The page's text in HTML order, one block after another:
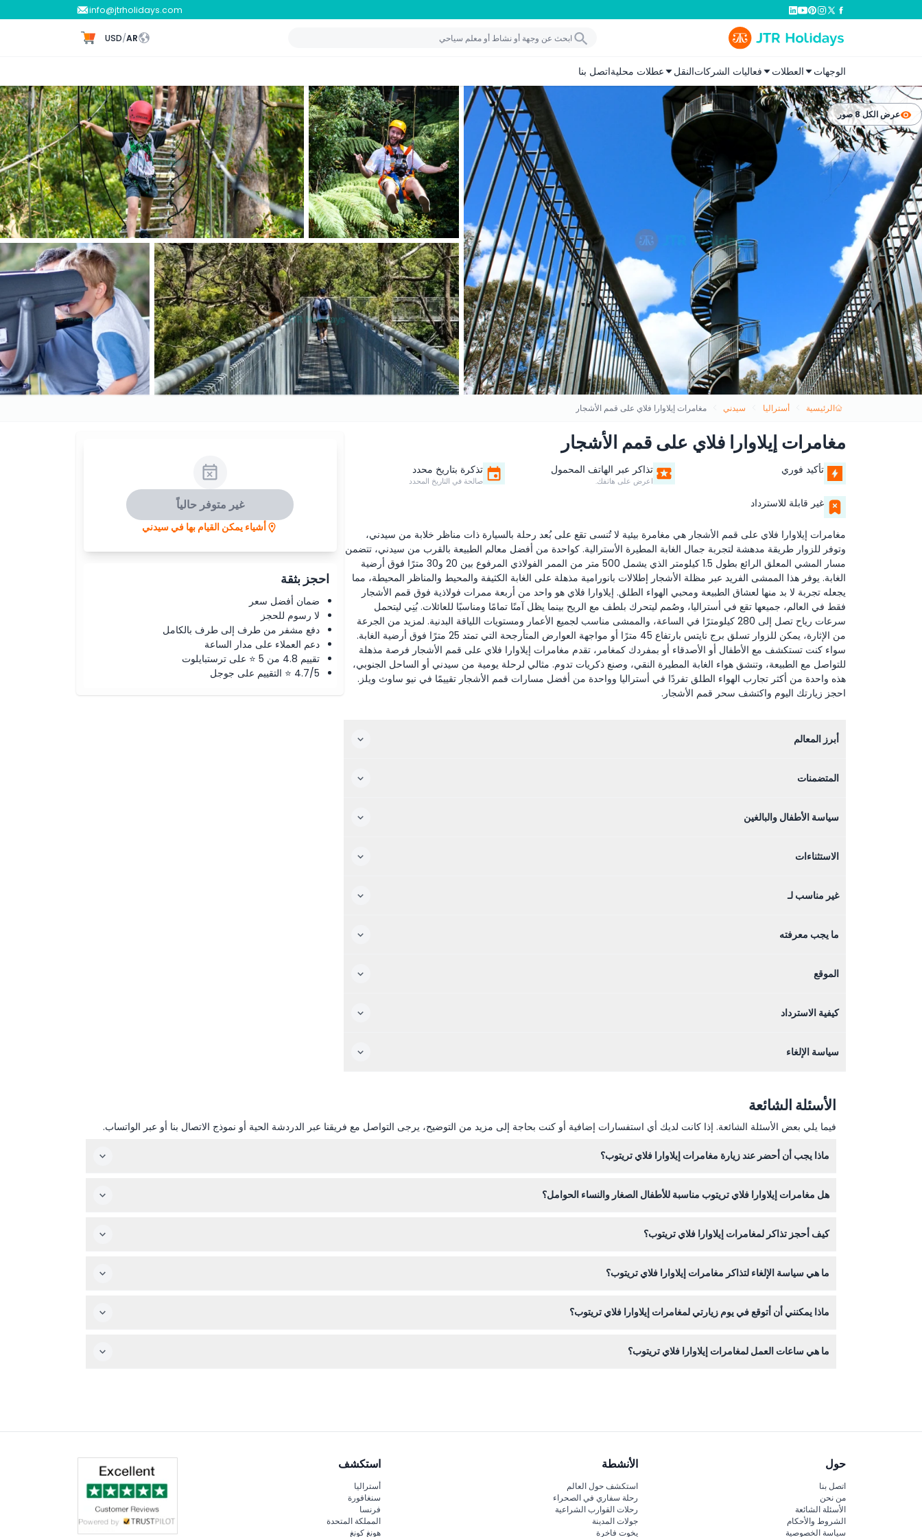
info@jtrholidays.com
AR
/
USD
الوجهات العطلات فعاليات الشركاتالنقل عطلات محليةاتصل بنا
عرض الكل 8 صور
الرئيسية أستراليا سيدني مغامرات إيلاوارا فلاي على قمم الأشجار
مغامرات إيلاوارا فلاي على قمم الأشجار
تأكيد فوري تذاكر عبر الهاتف المحمول
اعرض على هاتفك.
تذكرة بتاريخ محدد
صالحة في التاريخ المحدد
غير قابلة للاسترداد
مغامرات إيلاوارا فلاي على قمم الأشجار هي مغامرة بيئية لا تُنسى تقع على بُعد رحلة بالسيارة ذات مناظر خلابة من سيدني،
وتوفر للزوار طريقة مدهشة لتجربة جمال الغابة المطيرة الأسترالية. كواحدة من أفضل معالم الطبيعة بالقرب من سيدني، تتضمن
مسار المشي المعلق الرائع بطول 1.5 كيلومتر الذي يشمل 500 متر من الممر الفولاذي المرفوع بين 20 و30 مترًا فوق أرضية
الغابة. يوفر هذا الممشى الفريد عبر مظلة الأشجار إطلالات بانورامية مذهلة على الغابة الكثيفة والمحيط والمناظر المحيطة، مما
يجعله تجربة لا بد منها لعشاق الطبيعة ومحبي الهواء الطلق. إيلاوارا فلاي هو واحد من أربعة ممرات فولاذية فوق قمم الأشجار
فقط في العالم، جميعها تقع في أستراليا، وصُمم ليتحرك بلطف مع الريح بينما يظل آمنًا تمامًا ومناسبًا للعائلات. بُنِي ليتحمل
سرعات رياح تصل إلى 280 كيلومترًا في الساعة، والممشى مناسب لجميع الأعمار ومستويات اللياقة البدنية. لمزيد من الجرعة
من الإثارة، يمكن للزوار تسلق برج نايتس بارتفاع 45 مترًا أو مواجهة العوارض المتأرجحة التي تمتد 25 مترًا فوق أرضية الغابة.
سواء كنت تستكشف مع الأطفال أو الأصدقاء أو بمفردك كمغامر، تقدم مغامرات إيلاوارا فلاي على قمم الأشجار فرصة مذهلة
للتواصل مع الطبيعة، وتنشق هواء الغابة المطيرة النقي، وصنع ذكريات تدوم. مثالي لرحلة يومية من سيدني أو الساحل الجنوبي،
هذه واحدة من أكثر تجارب الهواء الطلق تفردًا في أستراليا وواحدة من أفضل مسارات قمم الأشجار تقييمًا في نيو ساوث ويلز.
احجز زيارتك اليوم واكتشف سحر قمم الأشجار.
أبرز المعالم
المتضمنات
سياسة الأطفال والبالغين
الاستثناءات
غير مناسب لـ
ما يجب معرفته
الموقع
كيفية الاسترداد
سياسة الإلغاء
غير متوفر حالياً
أشياء يمكن القيام بها في سيدني
احجز بثقة
ضمان أفضل سعر
لا رسوم للحجز
دفع مشفر من طرف إلى طرف بالكامل
دعم العملاء على مدار الساعة
تقييم 4.8 من 5 ⭐ على ترستبايلوت
4.7/5 ⭐ التقييم على جوجل
الأسئلة الشائعة
فيما يلي بعض الأسئلة الشائعة. إذا كانت لديك أي استفسارات إضافية أو كنت بحاجة إلى مزيد من التوضيح، يرجى التواصل مع فريقنا عبر الدردشة الحية أو نموذج الاتصال بنا أو عبر الواتساب.
ماذا يجب أن أحضر عند زيارة مغامرات إيلاوارا فلاي تريتوب؟
هل مغامرات إيلاوارا فلاي تريتوب مناسبة للأطفال الصغار والنساء الحوامل؟
الأطفال الرضع جدًا.
كيف أحجز تذاكر لمغامرات إيلاوارا فلاي تريتوب؟
ما هي سياسة الإلغاء لتذاكر مغامرات إيلاوارا فلاي تريتوب؟
ماذا يمكنني أن أتوقع في يوم زيارتي لمغامرات إيلاوارا فلاي تريتوب؟
بارتفاع 45 مترًا، ومناظر غابات مطيرة تخطف الأنفاس.
ما هي ساعات العمل لمغامرات إيلاوارا فلاي تريتوب؟
حول
اتصل بنا
من نحن
الأسئلة الشائعة
الشروط والأحكام
سياسة الخصوصية
الأنشطة
استكشف حول العالم
رحلة سفاري في الصحراء
رحلات القوارب الشراعية
جولات المدينة
يخوت فاخرة
استكشف
أستراليا
سنغافورة
فرنسا
المملكة المتحدة
هونغ كونغ